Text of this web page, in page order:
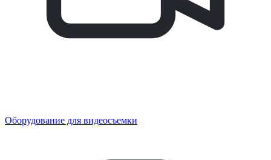
Оборудование для видеосъемки